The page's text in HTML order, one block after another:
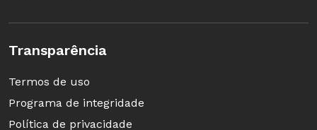
Transparência
Termos de uso
Programa de integridade
Política de privacidade